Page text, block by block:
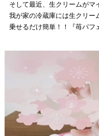
そして最近、生クリームがマ
我が家の冷蔵庫には生クリー
乗せるだけ簡単！！
『苺パフ